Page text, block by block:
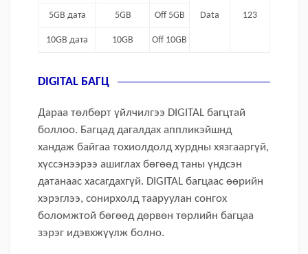
Data 123
5GB дата 5GB Off 5GB
10GB дата 10GB Off 10GB
DIGITAL БАГЦ
Дараа төлбөрт үйлчилгээ DIGITAL багцтай
боллоо. Багцад дагалдах аппликэйшнд
хандаж байгаа тохиолдолд хурдны хязгааргүй,
хүссэнээрээ ашиглах бөгөөд таны үндсэн
датанаас хасагдахгүй. DIGITAL багцаас өөрийн
хэрэглээ, сонирхолд тааруулан сонгох
боломжтой бөгөөд дөрвөн төрлийн багцаа
зэрэг идэвхжүүлж болно.